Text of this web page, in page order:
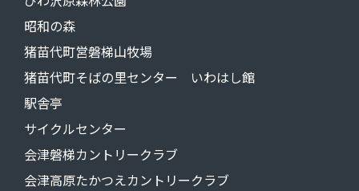
昭和の森
猪苗代町営磐梯山牧場
猪苗代町そばの里センター いわはし館
駅舎亭
サイクルセンター
会津磐梯カントリークラブ
会津高原たかつえカントリークラブ